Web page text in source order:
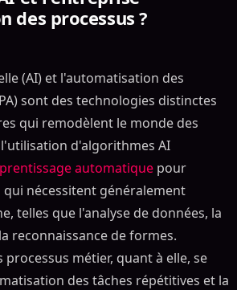
des processus ?
(AI) et l'automatisation des
sont des technologies distinctes
qui remodèlent le monde des
d'algorithmes AI
automatique pour
nécessitent généralement
telles que l'analyse de données, la
reconnaissance de formes.
métier, quant à elle, se
des tâches répétitives et la